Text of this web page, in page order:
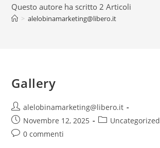
Questo autore ha scritto 2 Articoli
> alelobinamarketing@libero.it
Gallery
Autore
dell'articolo:
alelobinamarketing@libero.it
Articolo
pubblicato:
Novembre 12, 2025
Categoria
Uncategorized
Commenti
0 commenti